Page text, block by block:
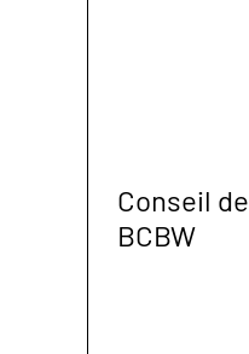
Conseil de
BCBW